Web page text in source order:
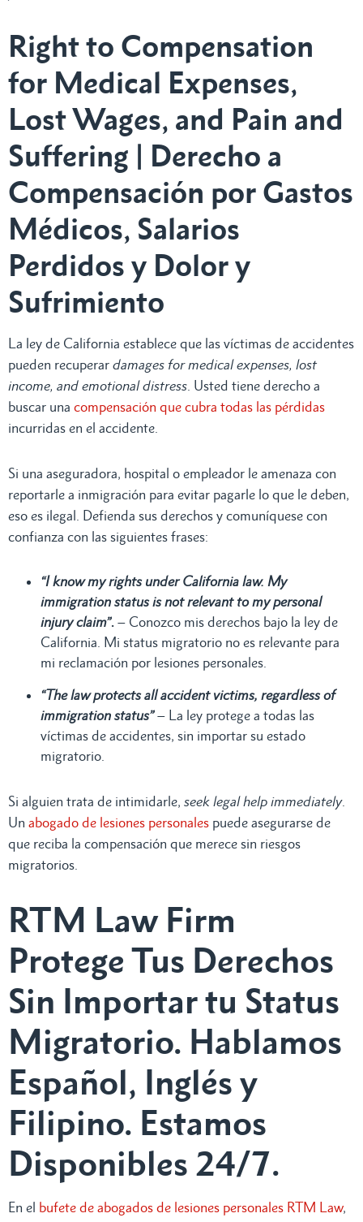
Right to Compensation
for Medical Expenses,
Lost Wages, and Pain and
Suffering | Derecho a
Compensación por Gastos
Médicos, Salarios
Perdidos y Dolor y
Sufrimiento
La ley de California establece que las víctimas de accidentes
pueden recuperar damages for medical expenses, lost
income, and emotional distress . Usted tiene derecho a
buscar una compensación que cubra todas las pérdidas
incurridas en el accidente.
Si una aseguradora, hospital o empleador le amenaza con
reportarle a inmigración para evitar pagarle lo que le deben,
eso es ilegal. Defienda sus derechos y comuníquese con
confianza con las siguientes frases:
“I know my rights under California law. My
immigration status is not relevant to my personal
injury claim”. – Conozco mis derechos bajo la ley de
California. Mi status migratorio no es relevante para
mi reclamación por lesiones personales.
“The law protects all accident victims, regardless of
immigration status”– La ley protege a todas las
víctimas de accidentes, sin importar su estado
migratorio.
Si alguien trata de intimidarle, seek legal help immediately.
Un abogado de lesiones personales puede asegurarse de
que reciba la compensación que merece sin riesgos
migratorios.
RTM Law Firm
Protege Tus Derechos
Sin Importar tu Status
Migratorio. Hablamos
Español, Inglés y
Filipino. Estamos
Disponibles 24/7.
En el bufete de abogados de lesiones personales RTM Law,